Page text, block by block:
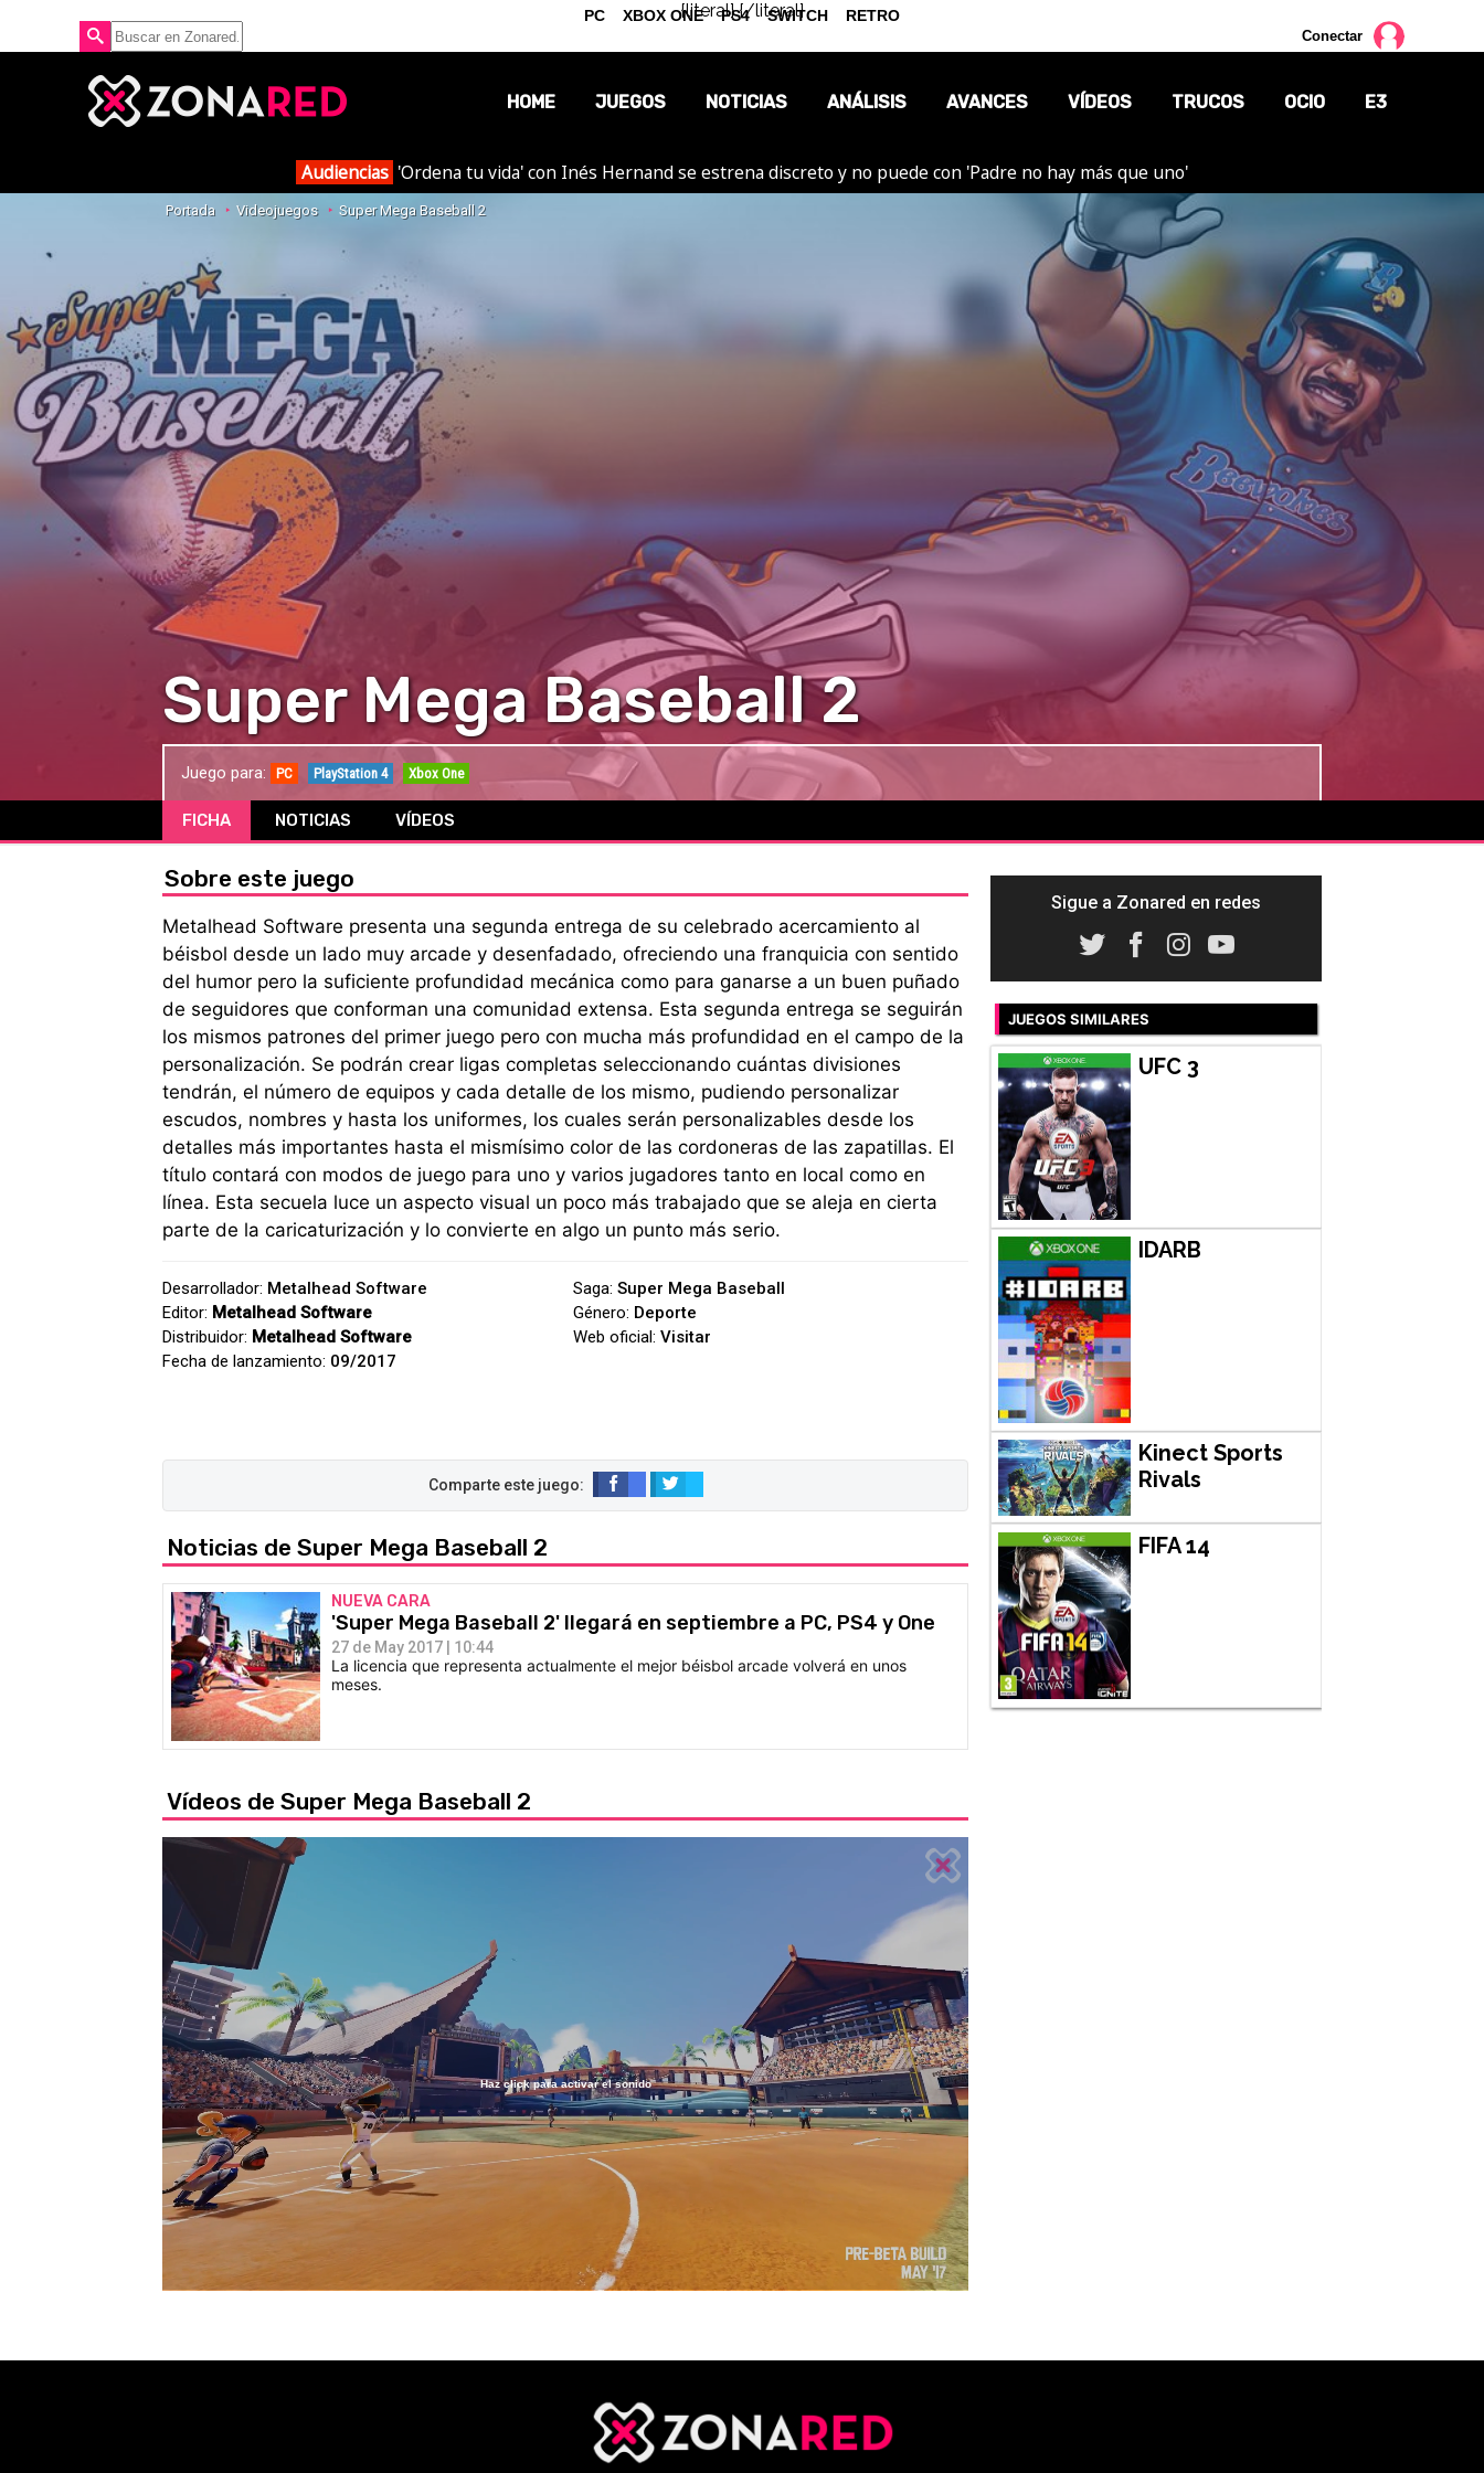
{literal}{/literal}
Conectar
HOME JUEGOS NOTICIAS
OPINIÓN
ANÁLISIS AVANCES VÍDEOS TRUCOS OCIO
CÓMICS
MANGA
E3
Audiencias 'Ordena tu vida' con Inés Hernand se estrena discreto y no puede con 'Padre no hay más que uno'
Portada Videojuegos Super Mega Baseball 2
Super Mega Baseball 2
Juego para: PC PlayStation 4 Xbox One
FICHA NOTICIAS VÍDEOS
Sobre este juego
Metalhead Software presenta una segunda entrega de su celebrado acercamiento al
béisbol desde un lado muy arcade y desenfadado, ofreciendo una franquicia con sentido
del humor pero la suficiente profundidad mecánica como para ganarse a un buen puñado
de seguidores que conforman una comunidad extensa. Esta segunda entrega se seguirán
los mismos patrones del primer juego pero con mucha más profundidad en el campo de la
personalización. Se podrán crear ligas completas seleccionando cuántas divisiones
tendrán, el número de equipos y cada detalle de los mismo, pudiendo personalizar
escudos, nombres y hasta los uniformes, los cuales serán personalizables desde los
detalles más importantes hasta el mismísimo color de las cordoneras de las zapatillas. El
título contará con modos de juego para uno y varios jugadores tanto en local como en
línea. Esta secuela luce un aspecto visual un poco más trabajado que se aleja en cierta
parte de la caricaturización y lo convierte en algo un punto más serio.
Desarrollador: Metalhead Software
Editor: Metalhead Software
Distribuidor: Metalhead Software
Fecha de lanzamiento: 09/2017
Saga:Super Mega Baseball
Género: Deporte
Web oficial:Visitar
Noticias de Super Mega Baseball 2
NUEVA CARA
'Super Mega Baseball 2' llegará en septiembre a PC, PS4 y One
27 de May 2017 | 10:44
La licencia que representa actualmente el mejor béisbol arcade volverá en unos
meses.
Vídeos de Super Mega Baseball 2
Haz click para activar el sonido
Sigue a Zonared en redes
JUEGOS SIMILARES
UFC 3
IDARB
Kinect Sports
Rivals
FIFA 14
PC XBOX ONE PS4 SWITCH RETRO